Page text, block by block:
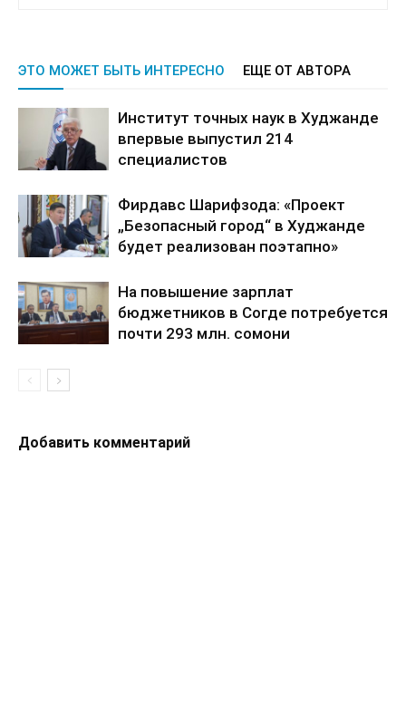
ЭТО МОЖЕТ БЫТЬ ИНТЕРЕСНО ЕЩЕ ОТ АВТОРА
Институт точных наук в Худжанде
впервые выпустил 214
специалистов
Фирдавс Шарифзода: «Проект
„Безопасный город“ в Худжанде
будет реализован поэтапно»
На повышение зарплат
бюджетников в Согде потребуется
почти 293 млн. сомони
Добавить комментарий